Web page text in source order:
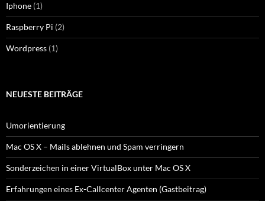
Iphone (1)
Raspberry Pi (2)
Wordpress (1)
NEUESTE BEITRÄGE
Umorientierung
Mac OS X – Mails ablehnen und Spam verringern
Sonderzeichen in einer VirtualBox unter Mac OS X
Erfahrungen eines Ex-Callcenter Agenten (Gastbeitrag)